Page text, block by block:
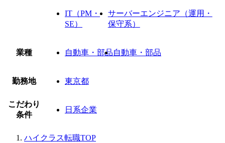
IT（PM・
SE）
サーバーエンジニア（運用・
保守系）
業種 自動車・部品自動車・部品
勤務地 東京都
こだわり
条件
日系企業
ハイクラス転職TOP